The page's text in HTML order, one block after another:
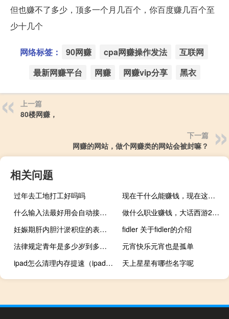
但也赚不了多少，顶多一个月几百个，你百度赚几百个至
少十几个
网络标签： 90网赚 cpa网赚操作发法
互联网
最新网赚平台
网赚 网赚vip分享 黑衣
上一篇
80楼网赚，
下一篇
网赚的网站，做个网赚类的网站会被封嘛？
相关问题
过年去工地打工好吗吗
现在干什么能赚钱，现在这个社会 干什么比较好 能赚钱
什么输入法最好用会自动接下一句（什么输入法最好用）
做什么职业赚钱，大话西游2做什么职业 做简单 最赚钱
妊娠期肝内胆汁淤积症的表现为（妊娠期肝内胆汁淤积症的表现）
fidler 关于fidler的介绍
法律规定青年是多少岁到多少岁（青年是多少岁到多少岁）
元宵快乐元宵也是孤单
ipad怎么清理内存提速（ipad怎么清理内存垃圾）
天上星星有哪些名字呢